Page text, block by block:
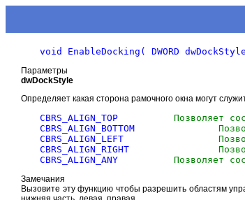
Параметры
dwDockStyle
Определяет какая сторона рамочного окна могут
Позволяет
Позволяет
Замечания
Вызовите эту функцию чтобы разрешить областям